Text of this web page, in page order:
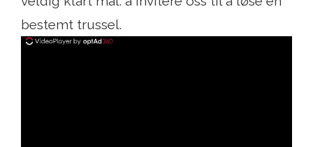
bestemt trussel.